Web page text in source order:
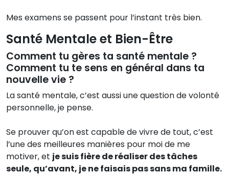
Mes examens se passent pour l’instant très bien.
Santé Mentale et Bien-Être
Comment tu gères ta santé mentale ?
Comment tu te sens en général dans ta
nouvelle vie ?
La santé mentale, c’est aussi une question de volonté
personnelle, je pense.
Se prouver qu’on est capable de vivre de tout, c’est
l’une des meilleures manières pour moi de me
motiver, et je suis fière de réaliser des tâches
seule, qu’avant, je ne faisais pas sans ma famille.